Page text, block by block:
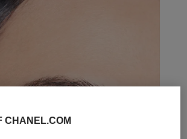
CHANEL.COM